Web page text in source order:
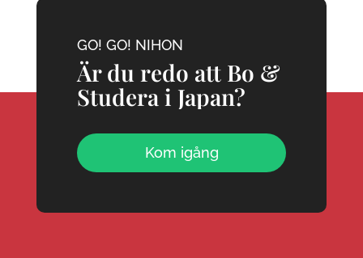
GO! GO! NIHON
Är du redo att Bo &
Studera i Japan?
Kom igång